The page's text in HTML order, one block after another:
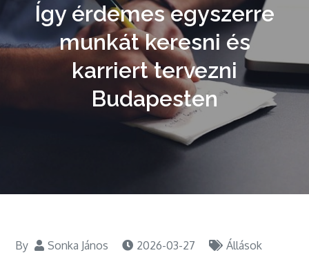
Így érdemes egyszerre
munkát keresni és
karriert tervezni
Budapesten
By Sonka János 2026-03-27 Állások